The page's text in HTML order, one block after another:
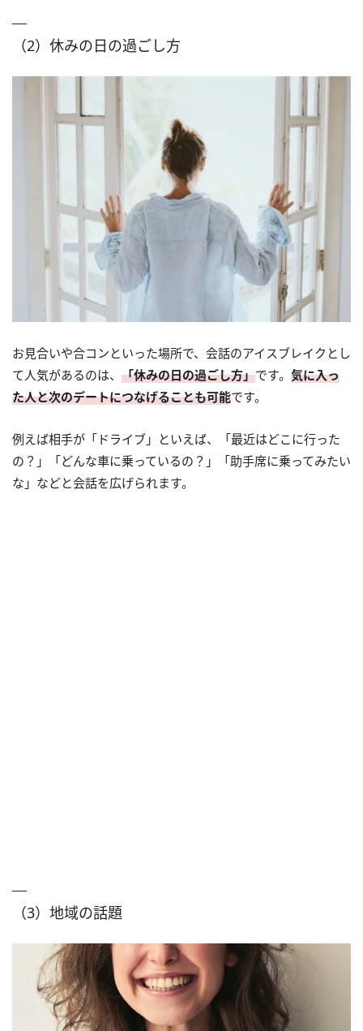
（2）休みの日の過ごし方
お見合いや合コンといった場所で、会話のアイスブレイクとし
て人気があるのは、 「休みの日の過ごし方」です。 気に入っ
た人と次のデートにつなげることも可能です。
例えば相手が「ドライブ」といえば、「最近はどこに行った
の？」「どんな車に乗っているの？」「助手席に乗ってみたい
な」などと会話を広げられます。
（3）地域の話題